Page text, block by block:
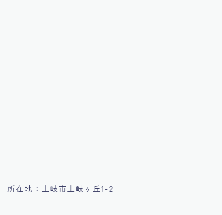
所在地：土岐市土岐ヶ丘1-2